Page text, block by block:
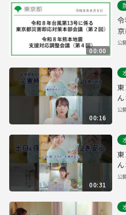
00:00
公
00:16
公
00:31
公